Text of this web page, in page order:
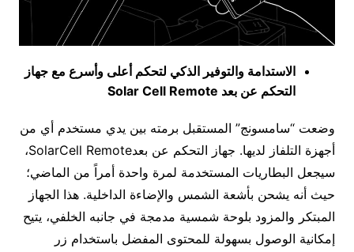
الاستدامة والتوفير الذكي لتحكم أعلى وأسرع مع جهاز
التحكم عن بعد Solar Cell Remote
وضعت “سامسونج” المستقبل برمته بين يدي مستخدم أي من
أجهزة التلفاز لديها. جهاز التحكم عن بعدSolarCell Remote،
سيجعل البطاريات المستخدمة لمرة واحدة أمراً من الماضي؛
حيث أنه يشحن بأشعة الشمس والإضاءة الداخلية. هذا الجهاز
المبتكر والمزود بلوحة شمسية مدمجة في جانبه الخلفي، يتيح
إمكانية الوصول بسهولة للمحتوى المفضل باستخدام زر